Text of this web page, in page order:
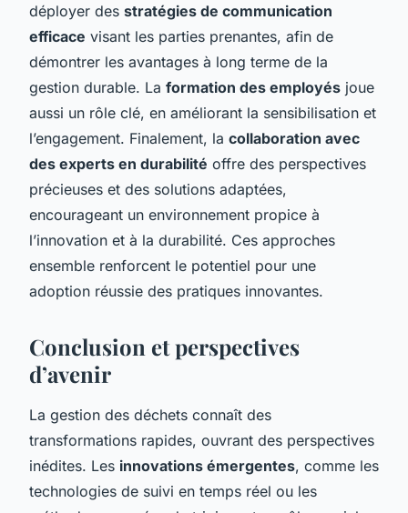
déployer des stratégies de communication
efficace visant les parties prenantes, afin de
démontrer les avantages à long terme de la
gestion durable. La formation des employés joue
aussi un rôle clé, en améliorant la sensibilisation et
l’engagement. Finalement, la collaboration avec
des experts en durabilité offre des perspectives
précieuses et des solutions adaptées,
encourageant un environnement propice à
l’innovation et à la durabilité. Ces approches
ensemble renforcent le potentiel pour une
adoption réussie des pratiques innovantes.
Conclusion et perspectives
d’avenir
La gestion des déchets connaît des
transformations rapides, ouvrant des perspectives
inédites. Les innovations émergentes, comme les
technologies de suivi en temps réel ou les